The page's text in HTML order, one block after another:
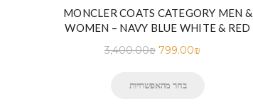
MONCLER COATS CATEGORY MEN &
WOMEN – NAVY BLUE WHITE & RED
3,400.00₪ 799.00₪
בחר מהאפשרויות